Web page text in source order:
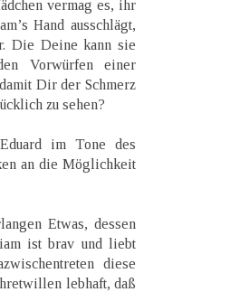
vermag es, ihr
Hand ausschlägt,
Die Deine kann sie
Vorwürfen einer
Dir der Schmerz
zu sehen?
im Tone des
an die Möglichkeit
Etwas, dessen
ist brav und liebt
diese
lebhaft, daß